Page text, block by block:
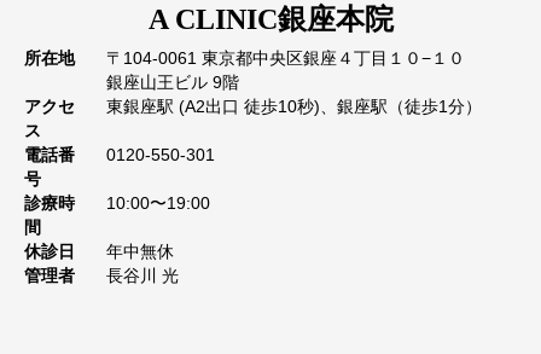
A CLINIC銀座本院
所在地
〒104-0061 東京都中央区銀座４丁目１０−１０
銀座山王ビル 9階
アクセ
ス
東銀座駅 (A2出口 徒歩10秒)、銀座駅（徒歩1分）
電話番
号
0120-550-301
診療時
間
10:00〜19:00
休診日
年中無休
管理者
長谷川 光